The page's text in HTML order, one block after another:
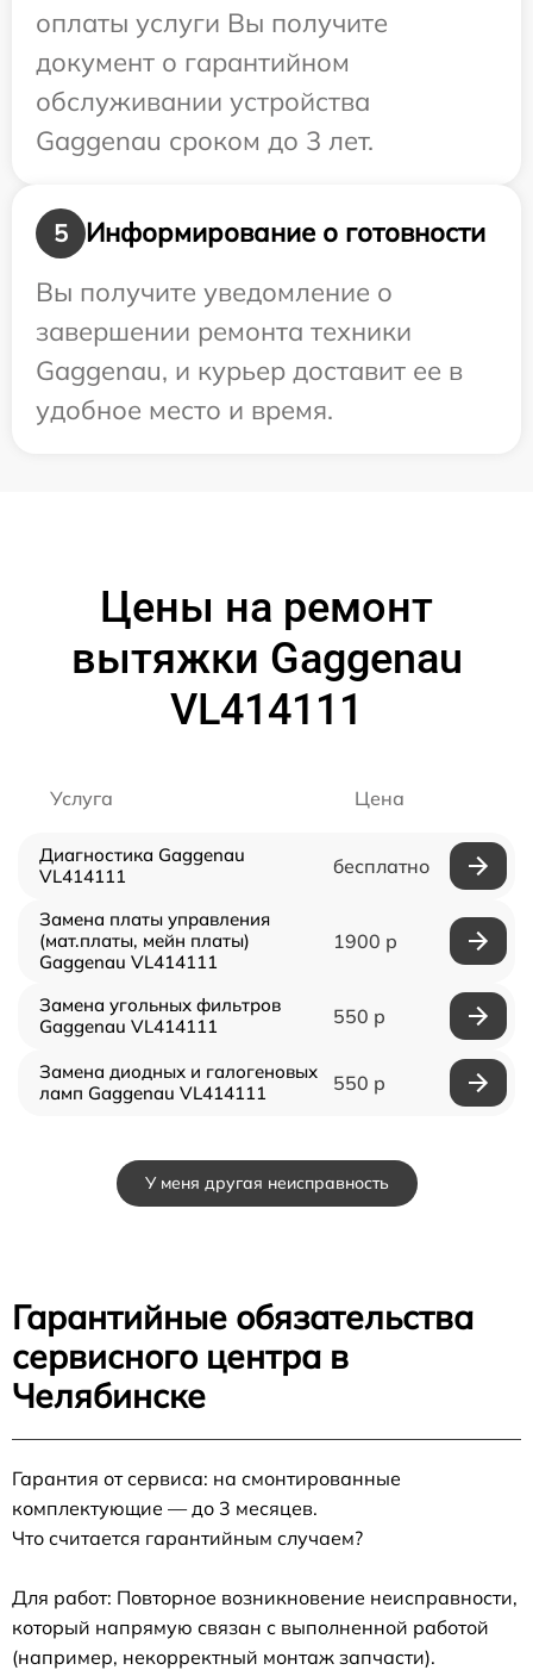
оплаты услуги Вы получите
документ о гарантийном
обслуживании устройства
Gaggenau сроком до 3 лет.
5
Информирование о готовности
Вы получите уведомление о
завершении ремонта техники
Gaggenau, и курьер доставит ее в
удобное место и время.
Цены на ремонт
вытяжки Gaggenau
VL414111
Услуга Цена
Диагностика Gaggenau
VL414111
бесплатно
Замена платы управления
(мат.платы, мейн платы)
Gaggenau VL414111
1900 р
Замена угольных фильтров
Gaggenau VL414111
550 р
Замена диодных и галогеновых
ламп Gaggenau VL414111
550 р
У меня другая неисправность
Гарантийные обязательства
сервисного центра в
Челябинске
Гарантия от сервиса: на смонтированные
комплектующие — до 3 месяцев.
Что считается гарантийным случаем?
Для работ: Повторное возникновение неисправности,
который напрямую связан с выполненной работой
(например, некорректный монтаж запчасти).